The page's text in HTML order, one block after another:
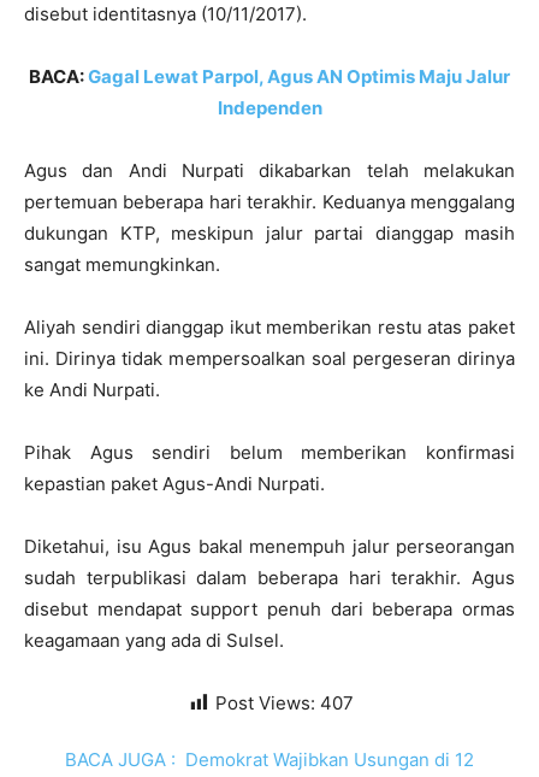
disebut identitasnya (10/11/2017).
BACA:Gagal Lewat Parpol, Agus AN Optimis Maju Jalur
Independen
Agus dan Andi Nurpati dikabarkan telah melakukan
pertemuan beberapa hari terakhir. Keduanya menggalang
dukungan KTP, meskipun jalur partai dianggap masih
sangat memungkinkan.
Aliyah sendiri dianggap ikut memberikan restu atas paket
ini. Dirinya tidak mempersoalkan soal pergeseran dirinya
ke Andi Nurpati.
Pihak Agus sendiri belum memberikan konfirmasi
kepastian paket Agus-Andi Nurpati.
Diketahui, isu Agus bakal menempuh jalur perseorangan
sudah terpublikasi dalam beberapa hari terakhir. Agus
disebut mendapat support penuh dari beberapa ormas
keagamaan yang ada di Sulsel.
Post Views: 407
BACA JUGA : Demokrat Wajibkan Usungan di 12